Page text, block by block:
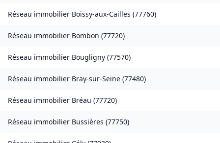
Réseau immobilier Boissy-aux-Cailles (77760)
Réseau immobilier Bombon (77720)
Réseau immobilier Bougligny (77570)
Réseau immobilier Bray-sur-Seine (77480)
Réseau immobilier Bréau (77720)
Réseau immobilier Bussières (77750)